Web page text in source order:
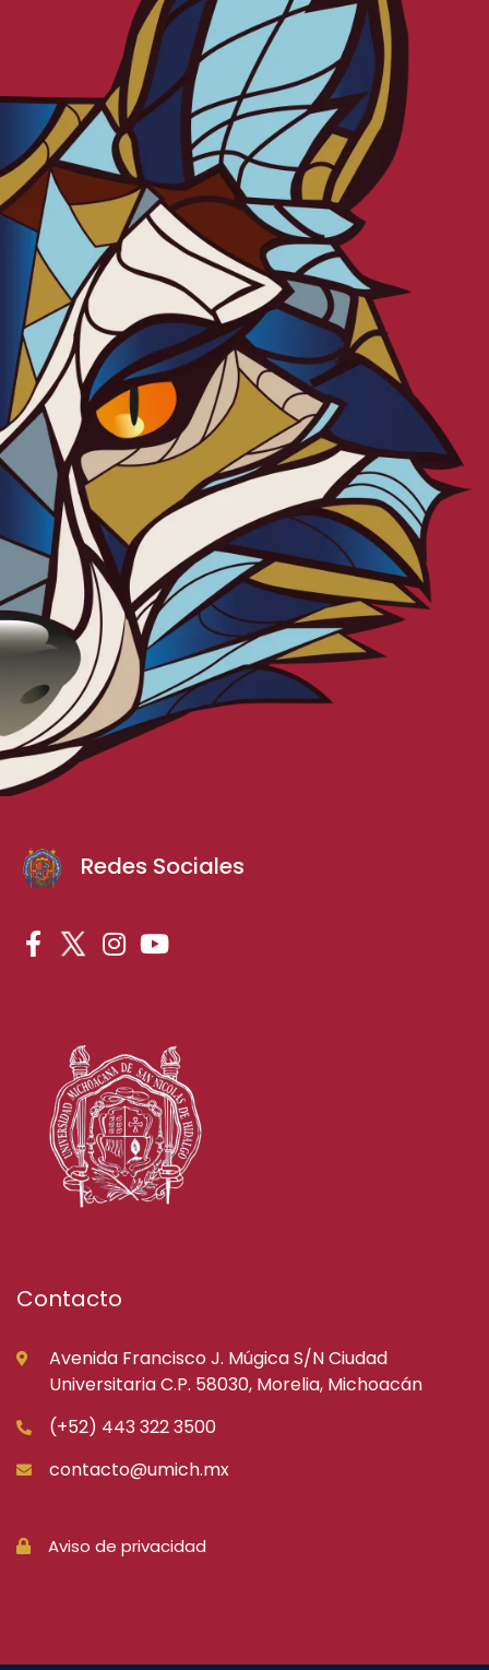
Redes Sociales
Contacto
Avenida Francisco J. Múgica S/N Ciudad
Universitaria C.P. 58030, Morelia, Michoacán
(+52) 443 322 3500
contacto@umich.mx
Aviso de privacidad